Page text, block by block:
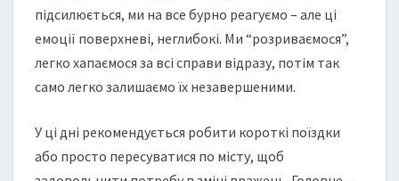
підсилюється, ми на все бурно реагуємо – але ці
емоції поверхневі, неглибокі. Ми “розриваємося”,
легко хапаємося за всі справи відразу, потім так
само легко залишаємо їх незавершеними.
У ці дні рекомендується робити короткі поїздки
або просто пересуватися по місту, щоб